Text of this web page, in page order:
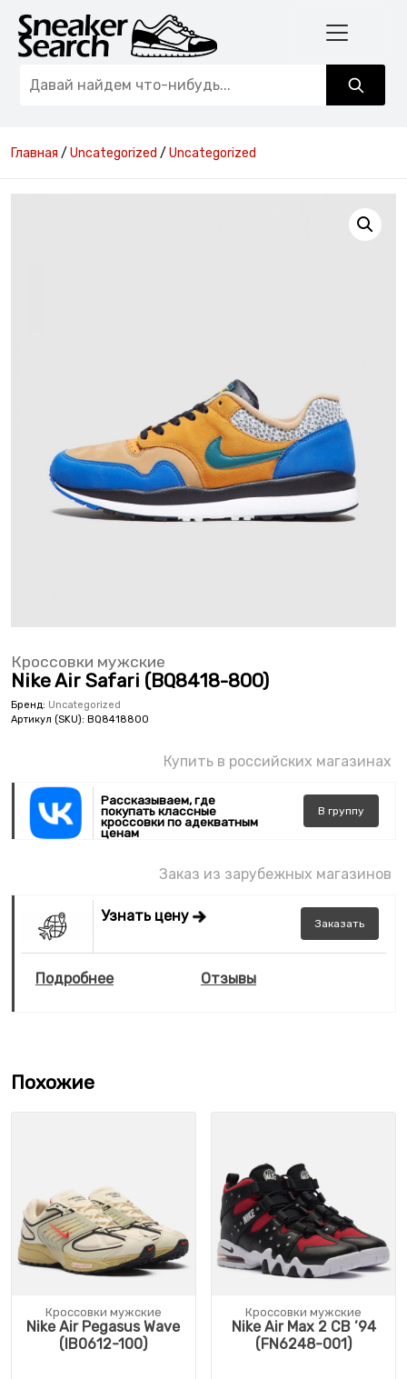
Главная / Uncategorized / Uncategorized
Кроссовки мужские
Nike Air Safari (BQ8418-800)
Бренд: Uncategorized
Артикул (SKU): BQ8418800
Купить в российских магазинах
Рассказываем, где
покупать классные
кроссовки по адекватным
ценам
В группу
Заказ из зарубежных магазинов
Узнать цену Заказать
Подробнее Отзывы
Похожие
Кроссовки мужские
Nike Air Pegasus Wave
(IB0612-100)
Кроссовки мужские
Nike Air Max 2 CB ’94
(FN6248-001)